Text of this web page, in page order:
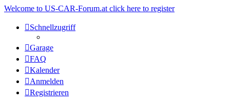
Welcome to US-CAR-Forum.at click here to register
Schnellzugriff
Garage
FAQ
Kalender
Anmelden
Registrieren